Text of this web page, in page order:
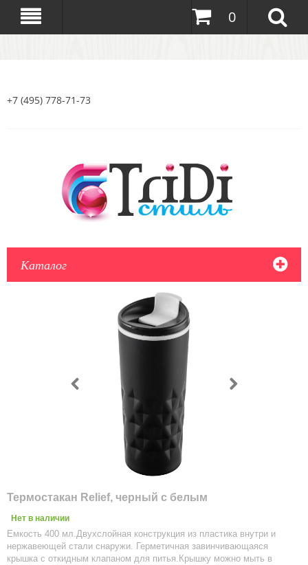
0
+7 (495) 778-71-73
Каталог
Термостакан Relief, черный с белым
Нет в наличии
Емкость 400 мл.Двухслойная конструкция из пластика внутри и
нержавеющей стали снаружи. Герметичная завинчивающаяся
крышка с откидным клапаном для питья.Крышку можно мыть в